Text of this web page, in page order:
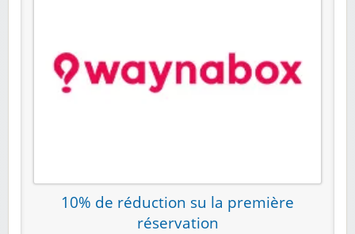
10% de réduction su la première
réservation